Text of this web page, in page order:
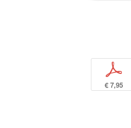
p
€ 7,95